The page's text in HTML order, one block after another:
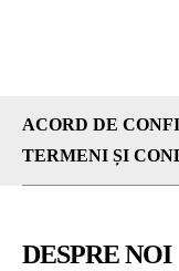
ACORD DE
TERMENI ȘI
DESPRE NOI